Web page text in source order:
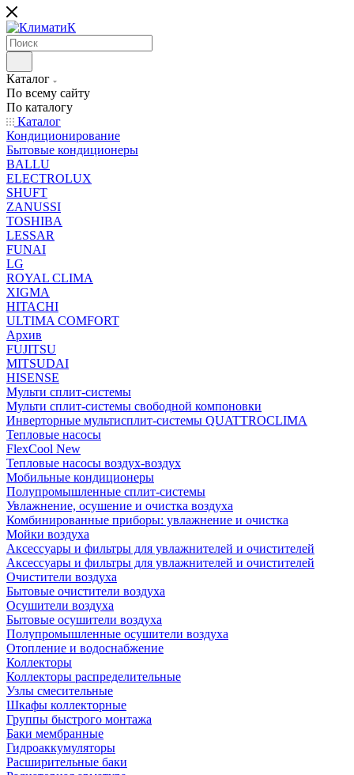
Каталог
По всему сайту
По каталогу
Каталог
Кондиционирование
Бытовые кондиционеры
BALLU
ELECTROLUX
SHUFT
ZANUSSI
TOSHIBA
LESSAR
FUNAI
LG
ROYAL CLIMA
XIGMA
HITACHI
ULTIMA COMFORT
Архив
FUJITSU
MITSUDAI
HISENSE
Мульти сплит-системы
Мульти сплит-системы свободной компоновки
Инверторные мультисплит-системы QUATTROCLIMA
Тепловые насосы
FlexCool New
Тепловые насосы воздух-воздух
Мобильные кондиционеры
Полупромышленные сплит-системы
Увлажнение, осушение и очистка воздуха
Комбинированные приборы: увлажнение и очистка
Мойки воздуха
Аксессуары и фильтры для увлажнителей и очистителей
Аксессуары и фильтры для увлажнителей и очистителей
Очистители воздуха
Бытовые очистители воздуха
Осушители воздуха
Бытовые осушители воздуха
Полупромышленные осушители воздуха
Отопление и водоснабжение
Коллекторы
Коллекторы распределительные
Узлы смесительные
Шкафы коллекторные
Группы быстрого монтажа
Баки мембранные
Гидроаккумуляторы
Расширительные баки